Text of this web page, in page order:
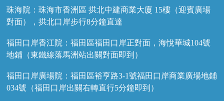
珠海院：珠海市香洲區 拱北中建商業大廈 15樓（迎賓廣場
對面），拱北口岸步行8分鐘直達
福田口岸香江院：福田區福田口岸正對面，海悅華城104號
地鋪（東鐵線落馬洲站出關對面即到）
福田口岸廣場院：福田區裕亨路3-1號福田口岸商業廣場地鋪
034號（福田口岸出關右轉直行5分鐘即到）